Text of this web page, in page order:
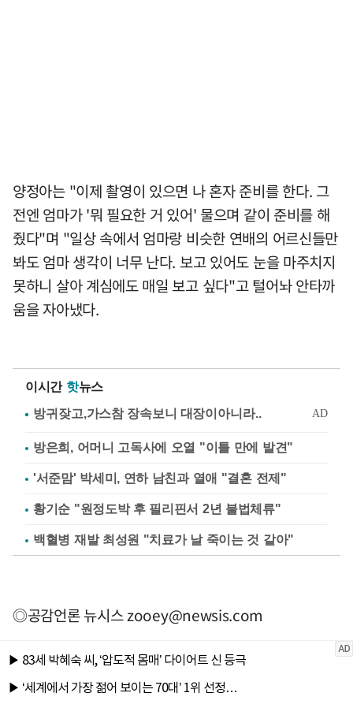
양정아는 "이제 촬영이 있으면 나 혼자 준비를 한다. 그
전엔 엄마가 '뭐 필요한 거 있어' 물으며 같이 준비를 해
줬다"며 "일상 속에서 엄마랑 비슷한 연배의 어르신들만
봐도 엄마 생각이 너무 난다. 보고 있어도 눈을 마주치지
못하니 살아 계심에도 매일 보고 싶다"고 털어놔 안타까
움을 자아냈다.
이시간 핫뉴스
방은희, 어머니 고독사에 오열 "이틀 만에 발견"
'서준맘' 박세미, 연하 남친과 열애 "결혼 전제"
황기순 "원정도박 후 필리핀서 2년 불법체류"
백혈병 재발 최성원 "치료가 날 죽이는 것 같아"
◎공감언론 뉴시스zooey@newsis.com